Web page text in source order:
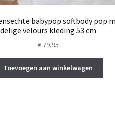
babypop softbody pop
delige velours kleding 53 cm
€79,95
Toevoegen aan winkelwagen